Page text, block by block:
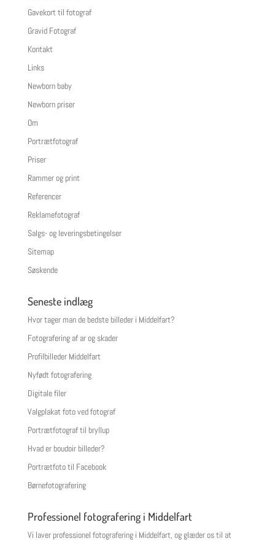
Gavekort til fotograf
Gravid Fotograf
Kontakt
Links
Newborn baby
Newborn priser
Om
Portrætfotograf
Priser
Rammer og print
Referencer
Reklamefotograf
Salgs- og leveringsbetingelser
Sitemap
Søskende
Seneste indlæg
Hvor tager man de bedste billeder i Middelfart?
Fotografering af ar og skader
Profilbilleder Middelfart
Nyfødt fotografering
Digitale filer
Valgplakat foto ved fotograf
Portrætfotograf til bryllup
Hvad er boudoir billeder?
Portrætfoto til Facebook
Børnefotografering
Professionel fotografering i Middelfart
Vi laver professionel fotografering i Middelfart, og glæder os til at